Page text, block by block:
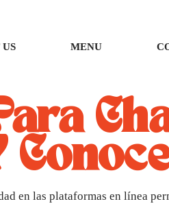
MENU
en las plataformas en línea